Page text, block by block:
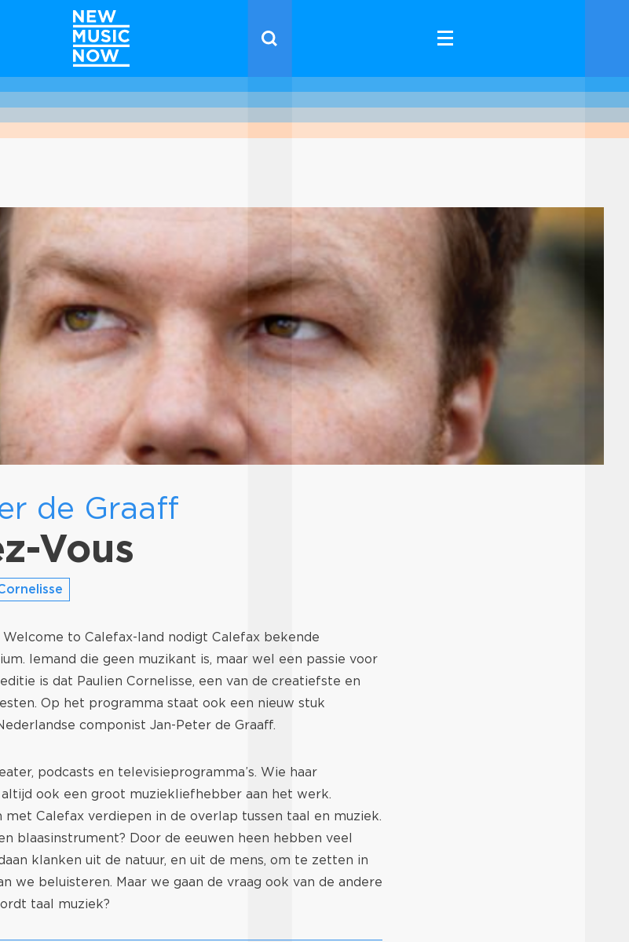
de Graaff
Vous
to Calefax-land nodigt Calefax bekende
Iemand die geen muzikant is, maar wel een passie voor
is dat Paulien Cornelisse, een van de creatiefste en
Op het programma staat ook een nieuw stuk
componist Jan-Peter de Graaff.
podcasts en televisieprogramma’s. Wie haar
ook een groot muziekliefhebber aan het werk.
met Calefax verdiepen in de overlap tussen taal en muziek.
blaasinstrument? Door de eeuwen heen hebben veel
klanken uit de natuur, en uit de mens, om te zetten in
we beluisteren. Maar we gaan de vraag ook van de andere
taal muziek?